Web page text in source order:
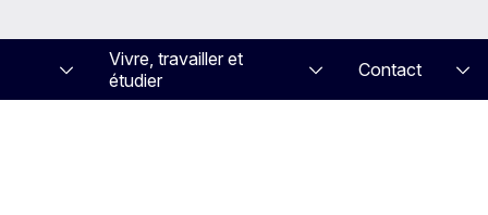
Vivre, travailler et
étudier
Contact